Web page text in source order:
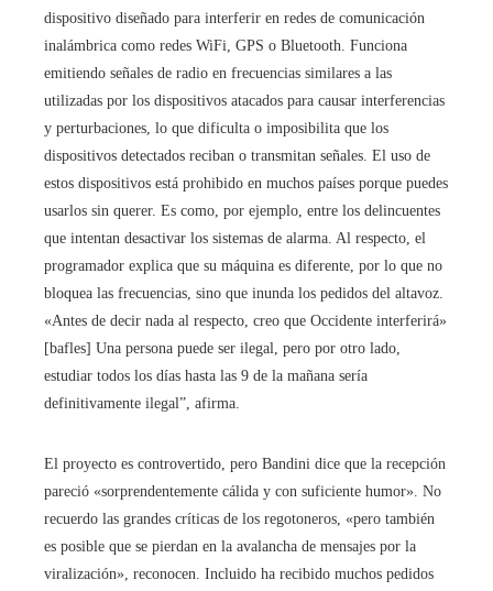
dispositivo diseñado para interferir en redes de comunicación
inalámbrica como redes WiFi, GPS o Bluetooth. Funciona
emitiendo señales de radio en frecuencias similares a las
utilizadas por los dispositivos atacados para causar interferencias
y perturbaciones, lo que dificulta o imposibilita que los
dispositivos detectados reciban o transmitan señales. El uso de
estos dispositivos está prohibido en muchos países porque puedes
usarlos sin querer. Es como, por ejemplo, entre los delincuentes
que intentan desactivar los sistemas de alarma. Al respecto, el
programador explica que su máquina es diferente, por lo que no
bloquea las frecuencias, sino que inunda los pedidos del altavoz.
«Antes de decir nada al respecto, creo que Occidente interferirá»
[bafles] Una persona puede ser ilegal, pero por otro lado,
estudiar todos los días hasta las 9 de la mañana sería
definitivamente ilegal”, afirma.
El proyecto es controvertido, pero Bandini dice que la recepción
pareció «sorprendentemente cálida y con suficiente humor». No
recuerdo las grandes críticas de los regotoneros, «pero también
es posible que se pierdan en la avalancha de mensajes por la
viralización», reconocen. Incluido ha recibido muchos pedidos